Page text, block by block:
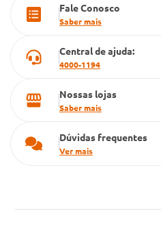
Cartão Grupo Conde
Fale Conosco
Saber mais
Central de ajuda:
4000-1194
Nossas lojas
Saber mais
Dúvidas frequentes
Ver mais